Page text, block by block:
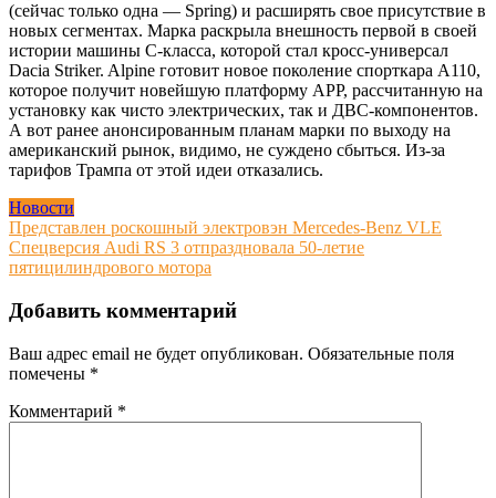
(сейчас только одна — Spring) и расширять свое присутствие в
новых сегментах. Марка раскрыла внешность первой в своей
истории машины С-класса, которой стал кросс-универсал
Dacia Striker. Alpine готовит новое поколение спорткара A110,
которое получит новейшую платформу APP, рассчитанную на
установку как чисто электрических, так и ДВС-компонентов.
А вот ранее анонсированным планам марки по выходу на
американский рынок, видимо, не суждено сбыться. Из-за
тарифов Трампа от этой идеи отказались.
Новости
Навигация
по
Представлен роскошный электровэн Mercedes-Benz VLE
Спецверсия Audi RS 3 отпраздновала 50-летие
пятицилиндрового мотора
Добавить комментарий
Ваш адрес email не будет опубликован. Обязательные поля
помечены *
Комментарий *